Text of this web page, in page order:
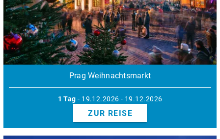
Prag Weihnachtsmarkt
1 Tag - 19.12.2026 - 19.12.2026
ZUR REISE